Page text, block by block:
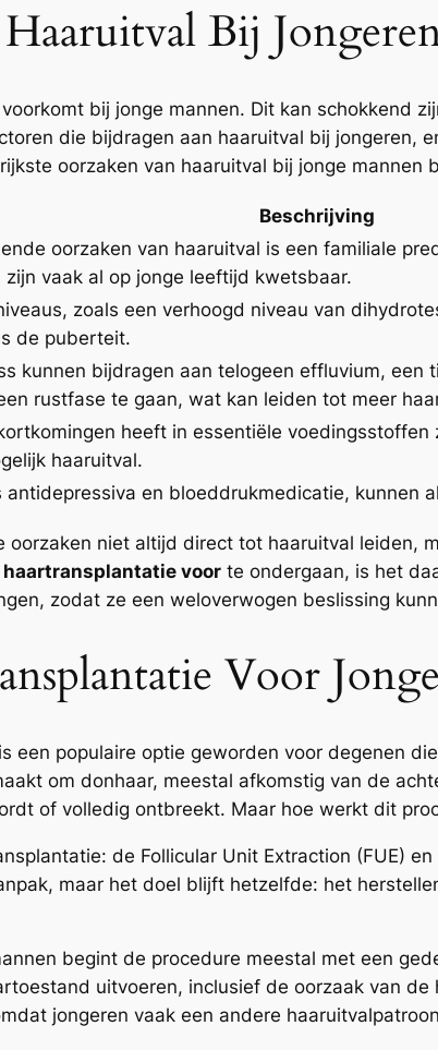
Bij
bij jonge mannen. Dit kan schokkend
die bijdragen aan haaruitval bij jongeren,
oorzaken van haaruitval bij jonge mannen
Beschrijving
oorzaken van haaruitval is een familiale
vaak al op jonge leeftijd kwetsbaar.
zoals een verhoogd niveau van
de puberteit.
kunnen bijdragen aan telogeen effluvium, een
rustfase te gaan, wat kan leiden tot meer
heeft in essentiële
haaruitval.
antidepressiva en bloeddrukmedicatie, kunnen
niet altijd direct tot haaruitval leiden,
haartransplantatie voor te ondergaan, is het
zodat ze een weloverwogen beslissing
Voor
een populaire optie geworden voor degenen
om donhaar, meestal afkomstig van de
of volledig ontbreekt. Maar hoe werkt dit
de Follicular Unit Extraction (FUE)
maar het doel blijft hetzelfde: het
begint de procedure meestal met een
uitvoeren, inclusief de oorzaak van
jongeren vaak een andere